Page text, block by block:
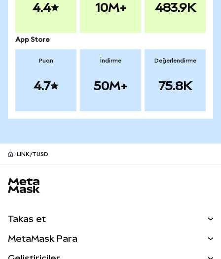
4.4 10M+ 483.9K
App Store
Puan
4.7
İndirme
50M+
Değerlendirme
75.8K
LINK/TUSD
Takas et
MetaMask Para